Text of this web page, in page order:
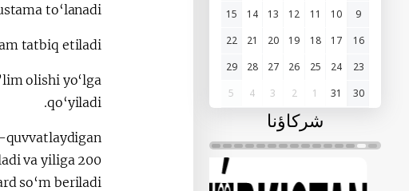
9
10
11
12
13
14
15
16
17
18
19
20
21
22
23
24
25
26
27
28
29
30
31
1
2
3
4
5
شركاؤنا
to‘lanadi.
tatbiq etiladi.
olishi yo‘lga
qo‘yiladi.
quvvatlaydigan
va yiliga 200
so‘m beriladi.